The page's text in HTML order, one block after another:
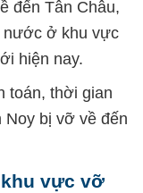
đến Tân Châu,
nước ở khu vực
hiện nay.
toán, thời gian
bị vỡ về đến
vực vỡ